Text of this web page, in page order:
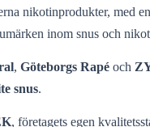
nikotinprodukter, med
inom snus och
, Göteborgs Rapé och
snus.
, företagets egen